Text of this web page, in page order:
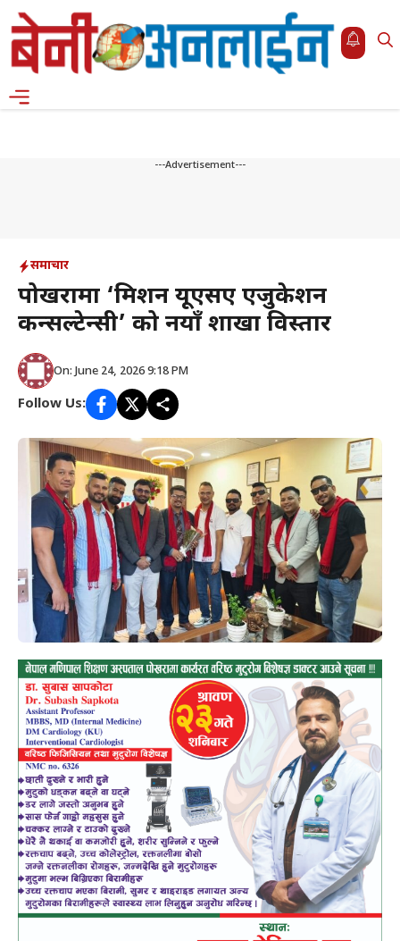
Skip
to
content
---Advertisement---
समाचार
पोखरामा ‘मिशन यूएसए एजुकेशन
कन्सल्टेन्सी’ को नयाँ शाखा विस्तार
On: June 24, 2026 9:18 PM
Follow Us: